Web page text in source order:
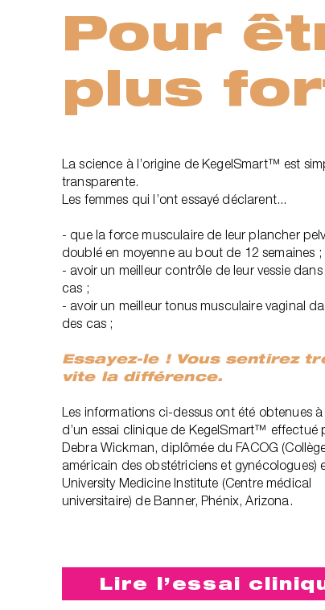
Pour
plus
La science à l’origine de KegelSmart™ est
transparente.
Les femmes qui l’ont essayé déclarent...
- que la force musculaire de leur plancher
doublé en moyenne au bout de 12 semaines ;
- avoir un meilleur contrôle de leur vessie
cas ;
- avoir un meilleur tonus musculaire vaginal
des cas ;
Essayez-le ! Vous sentirez
vite la différence.
Les informations ci-dessus ont été obtenues
d’un essai clinique de KegelSmart™ effectué
Debra Wickman, diplômée du FACOG
américain des obstétriciens et gynécologues)
University Medicine Institute (Centre médical
universitaire) de Banner, Phénix, Arizona.‎
Lire l’essai